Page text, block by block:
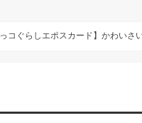
っコぐらしエポスカード】かわいさ